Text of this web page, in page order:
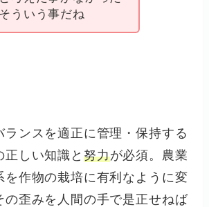
ういう事だね
ランスを適正に管理・保持する
しい知識と 努力が必須。農業
を作物の栽培に有利なように変
の歪みを人間の手で是正せねば